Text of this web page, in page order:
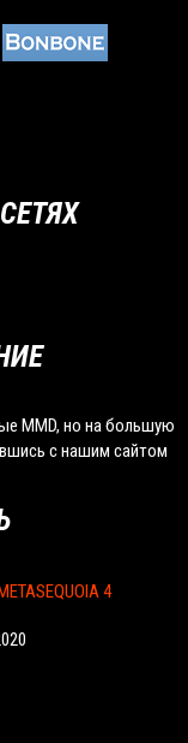
MMD, но на большую
с нашим сайтом
METASEQUOIA 4